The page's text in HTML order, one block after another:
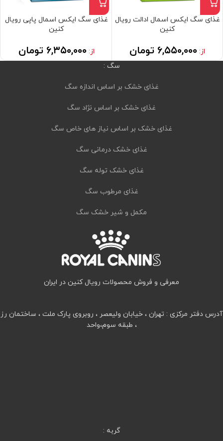
غذای سگ ایکس اسمال ادالت رویال
کنین
از: ۶,۵۵۰,۰۰۰ تومان
غذای سگ ایکس اسمال پاپی رویال
کنین
از:۶,۳۵۰,۰۰۰ تومان
سگ :
غذای خشک بر اساس اندازه سگ
غذای خشک بر اساس نژاد سگ
غذای خشک بر اساس نیاز های خاص سگ
غذای خشک درمانی سگ
غذای خشک توله سگ
غذای مرطوب سگ
مکمل و شیر خشک سگ
معرفی و فروش محصولات رویال کنین در ایران
آدرس دفتر مرکزی : تهران ، خیابان ولیعصر ، روبروی پارک ملت ، ساختمان رز
، طبقه سوم،واحد
گربه :